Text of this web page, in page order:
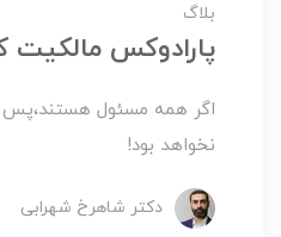
بلاگ
پارادوکس مالکيت
اگر همه مسئول
نخواهد بود!
دکتر شاهرخ شهرابی